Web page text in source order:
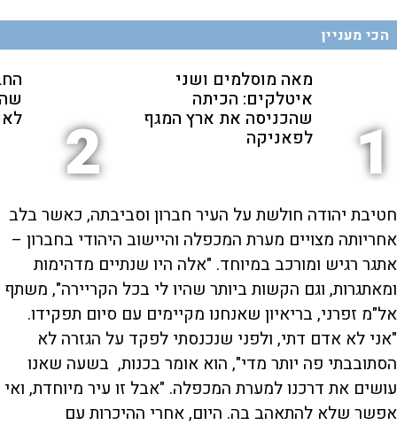
הכי מעניין
1
מאה מוסלמים ושני
איטלקים: הכיתה
שהכניסה את ארץ המגף
לפאניקה 2
חטיבת יהודה חולשת על העיר חברון וסביבתה, כאשר בלב
אחריותה מצויים מערת המכפלה והיישוב היהודי בחברון –
אתגר רגיש ומורכב במיוחד. "אלה היו שנתיים מדהימות
ומאתגרות, וגם הקשות ביותר שהיו לי בכל הקריירה", משתף
אל"מ זפרני, בריאיון שאנחנו מקיימים עם סיום תפקידו.
"אני לא אדם דתי, ולפני שנכנסתי לפקד על הגזרה לא
הסתובבתי פה יותר מדי", הוא אומר בכנות, בשעה שאנו
עושים את דרכנו למערת המכפלה. "אבל זו עיר מיוחדת, ואי
אפשר שלא להתאהב בה. היום, אחרי ההיכרות עם